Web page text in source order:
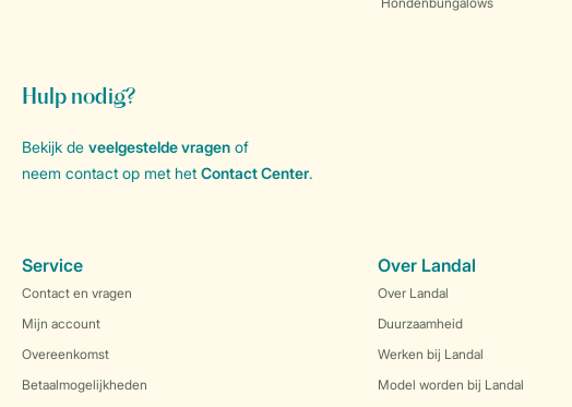
Hulp nodig?
Bekijk de veelgestelde vragen of
neem contact op met het Contact Center.
Service
Contact en vragen
Mijn account
Overeenkomst
Betaalmogelijkheden
Over Landal
Over Landal
Duurzaamheid
Werken bij Landal
Model worden bij Landal